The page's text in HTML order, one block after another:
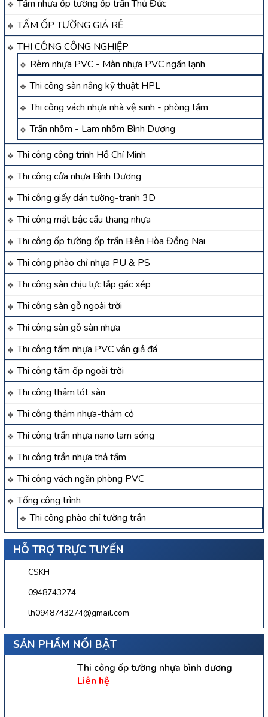
Tấm nhựa ốp tường ốp trần Thủ Đức
TẤM ỐP TƯỜNG GIÁ RẺ
THI CÔNG CÔNG NGHIỆP
Rèm nhựa PVC - Màn nhựa PVC ngăn lạnh
Thi công sàn nâng kỹ thuật HPL
Thi công vách nhựa nhà vệ sinh - phòng tắm
Trần nhôm - Lam nhôm Bình Dương
Thi công công trình Hồ Chí Minh
Thi công cửa nhựa Bình Dương
Thi công giấy dán tường-tranh 3D
Thi công mặt bậc cầu thang nhựa
Thi công ốp tường ốp trần Biên Hòa Đồng Nai
Thi công phào chỉ nhựa PU & PS
Thi công sàn chịu lực lắp gác xép
Thi công sàn gỗ ngoài trời
Thi công sàn gỗ sàn nhựa
Thi công tấm nhựa PVC vân giả đá
Thi công tấm ốp ngoài trời
Thi công thảm lót sàn
Thi công thảm nhựa-thảm cỏ
Thi công trần nhựa nano lam sóng
Thi công trần nhựa thả tấm
Thi công vách ngăn phòng PVC
Tổng công trình
Thi công phào chỉ tường trần
HỖ TRỢ TRỰC TUYẾN
CSKH
0948743274
lh0948743274@gmail.com
SẢN PHẨM NỔI BẬT
Thi công ốp tường nhựa bình dương
Liên hệ